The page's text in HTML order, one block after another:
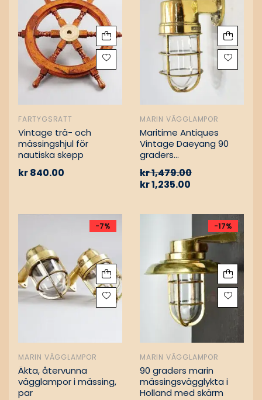
FARTYGSRATT
Vintage trä- och
mässingshjul för
nautiska skepp
kr840.00
MARIN VÄGGLAMPOR
Maritime Antiques
Vintage Daeyang 90
graders
kr1,479.00
kr1,235.00
-7%
MARIN VÄGGLAMPOR
Äkta, återvunna
vägglampor i mässing,
par
-17%
MARIN VÄGGLAMPOR
90 graders marin
mässingsvägglykta i
Holland med skärm